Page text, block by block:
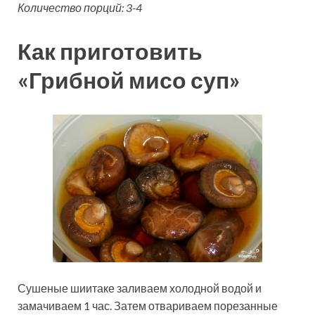
Количество порций: 3-4
Как приготовить
«Грибной мисо суп»
Сушеные шиитаке заливаем холодной водой и
замачиваем 1 час. Затем отвариваем порезанные